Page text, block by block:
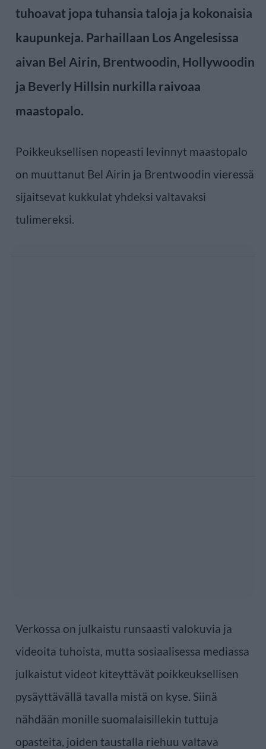
tuhoavat jopa tuhansia taloja ja kokonaisia
kaupunkeja. Parhaillaan Los Angelesissa
aivan Bel Airin, Brentwoodin, Hollywoodin
ja Beverly Hillsin nurkilla raivoaa
maastopalo.
Poikkeuksellisen nopeasti levinnyt maastopalo
on muuttanut Bel Airin ja Brentwoodin vieressä
sijaitsevat kukkulat yhdeksi valtavaksi
tulimereksi.
Verkossa on julkaistu runsaasti valokuvia ja
videoita tuhoista, mutta sosiaalisessa mediassa
julkaistut videot kiteyttävät poikkeuksellisen
pysäyttävällä tavalla mistä on kyse. Siinä
nähdään monille suomalaisillekin tuttuja
opasteita, joiden taustalla riehuu valtava